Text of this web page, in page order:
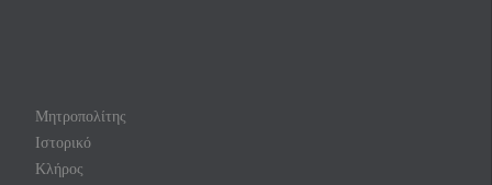
Μητροπολίτης
Ιστορικό
Κλήρος